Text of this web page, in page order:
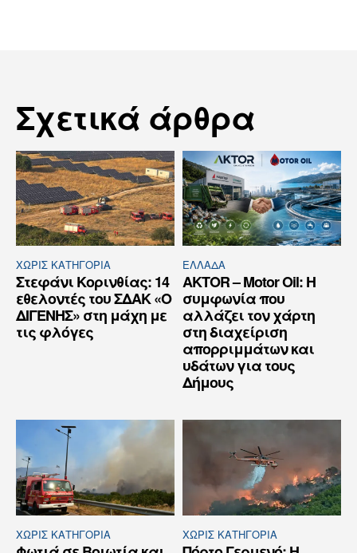
Σχετικά άρθρα
ΧΩΡΊΣ ΚΑΤΗΓΟΡΊΑ
Στεφάνι Κορινθίας: 14
εθελοντές του ΣΔΑΚ «Ο
ΔΙΓΕΝΗΣ» στη μάχη με
τις φλόγες
ΕΛΛΆΔΑ
AKTOR – Motor Oil: Η
συμφωνία που
αλλάζει τον χάρτη
στη διαχείριση
απορριμμάτων και
υδάτων για τους
Δήμους
ΧΩΡΊΣ ΚΑΤΗΓΟΡΊΑ ΧΩΡΊΣ ΚΑΤΗΓΟΡΊΑ